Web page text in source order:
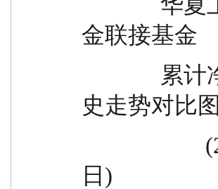
金联接基金
史走势对比图
日)